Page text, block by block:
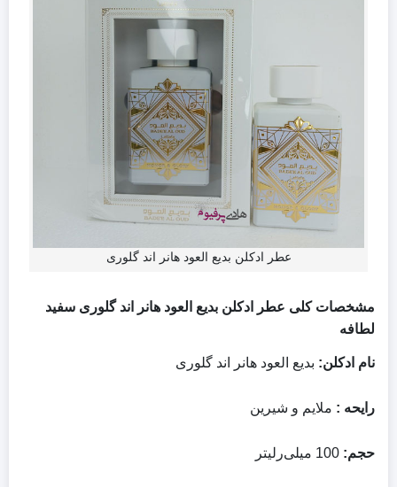
عطر ادکلن بدیع العود هانر اند گلوری
مشخصات کلی عطر ادکلن بدیع العود هانر اند گلوری سفید
لطافه
نام ادکلن: بدیع العود هانر اند گلوری
رایحه : ملایم و شیرین
حجم: 100 میلی‌رلیتر